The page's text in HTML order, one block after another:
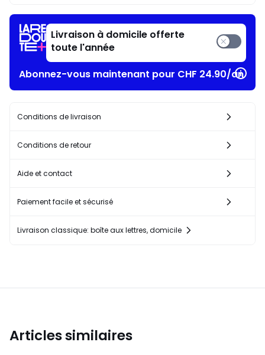
Livraison à domicile offerte
toute l'année
Abonnez-vous maintenant pour CHF 24.90/an​
Conditions de livraison
Conditions de retour
Aide et contact
Paiement facile et sécurisé
Livraison classique: boîte aux lettres, domicile
Articles similaires